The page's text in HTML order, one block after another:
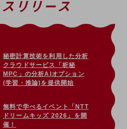
秘密計算技術を利用した分析
クラウドサービス「析秘
MPC」の分析AIオプション
(学習・推論)を提供開始
無料で学べるイベント「NTT
ドリームキッズ 2026」を開
催！